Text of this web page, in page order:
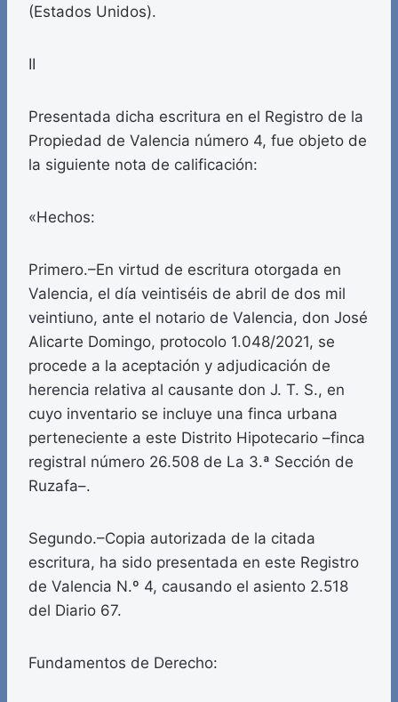
(Estados Unidos).
II
Presentada dicha escritura en el Registro de la
Propiedad de Valencia número 4, fue objeto de
la siguiente nota de calificación:
«Hechos:
Primero.–En virtud de escritura otorgada en
Valencia, el día veintiséis de abril de dos mil
veintiuno, ante el notario de Valencia, don José
Alicarte Domingo, protocolo 1.048/2021, se
procede a la aceptación y adjudicación de
herencia relativa al causante don J. T. S., en
cuyo inventario se incluye una finca urbana
perteneciente a este Distrito Hipotecario –finca
registral número 26.508 de La 3.ª Sección de
Ruzafa–.
Segundo.–Copia autorizada de la citada
escritura, ha sido presentada en este Registro
de Valencia N.º 4, causando el asiento 2.518
del Diario 67.
Fundamentos de Derecho: